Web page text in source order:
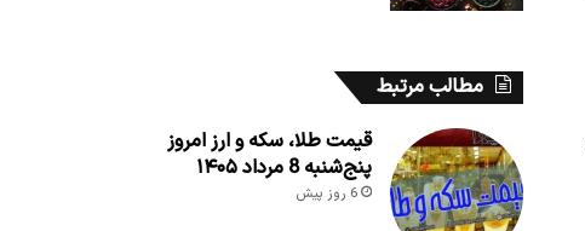
مطالب مرتبط
قیمت طلا، سکه و ارز امروز
پنج‌شنبه 8 مرداد ۱۴۰۵
6 روز پیش